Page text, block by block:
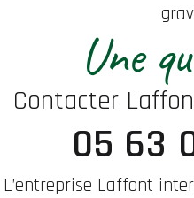
Une
Contacter
05 63
L’entreprise Laffont